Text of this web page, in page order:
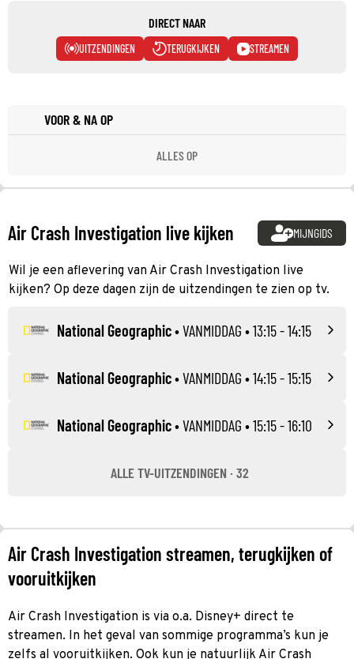
DIRECT NAAR
UITZENDINGEN TERUGKIJKEN STREAMEN
VOOR & NA OP
ALLES OP
Air Crash Investigation live kijken MIJNGIDS
Wil je een aflevering van Air Crash Investigation live
kijken? Op deze dagen zijn de uitzendingen te zien op tv.
National Geographic•VANMIDDAG • 13:15 - 14:15
National Geographic•VANMIDDAG • 14:15 - 15:15
National Geographic•VANMIDDAG • 15:15 - 16:10
ALLE TV-UITZENDINGEN · 32
Air Crash Investigation streamen, terugkijken of
vooruitkijken
Air Crash Investigation is via o.a. Disney+ direct te
streamen. In het geval van sommige programma’s kun je
zelfs al vooruitkijken. Ook kun je natuurlijk Air Crash